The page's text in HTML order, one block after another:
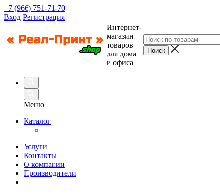
+7 (966) 751-71-70
Вход Регистрация
Интернет-
магазин
товаров
для дома
и офиса
Меню
Каталог
Услуги
Контакты
О компании
Производители